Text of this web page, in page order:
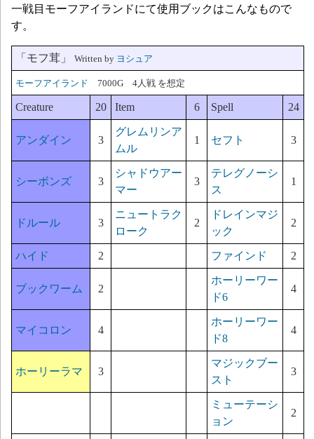
一戦目モーフアイランドにて使用ブックはこんなもので
す。
「モフ茸」 Written by ヨシュア
モーフアイランド 7000G 4人戦 を想定
Creature 20 Item 6 Spell 24
アンダイン 3
グレムリンア
ムル
1 セフト 3
シーボンズ 3
シャドウアー
マー
3
テレグノーシ
ス
1
ドルール 3
ニュートラク
ローク
2
ドレインマジ
ック
2
ハイド 2 ファインド 2
ブックワーム 2
ホーリーワー
ド6
4
マイコロン 4
ホーリーワー
ド8
4
ホーリーラマ 3
マジックブー
スト
3
ミューテーシ
ョン
2